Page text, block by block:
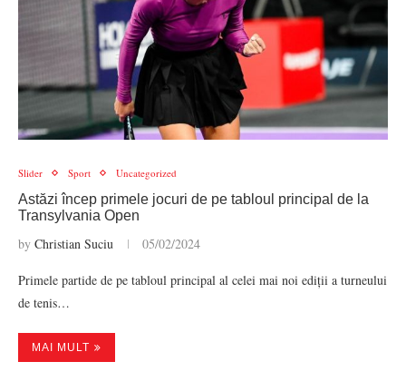
Slider Sport Uncategorized
Astăzi încep primele jocuri de pe tabloul principal de la
Transylvania Open
by Christian Suciu 05/02/2024
Primele partide de pe tabloul principal al celei mai noi ediții a turneului
de tenis…
MAI MULT